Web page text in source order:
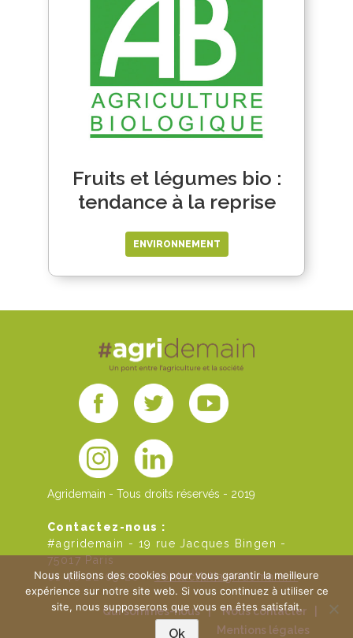
Fruits et légumes bio :
tendance à la reprise
ENVIRONNEMENT
Agridemain - Tous droits réservés - 2019
Contactez-nous :
#agridemain - 19 rue Jacques Bingen -
75017 Paris
01 46 22 09 20 -contact[at]agridemain.fr
Qui sommes-nous | Nous contacter
Mentions légales
Nous utilisons des cookies pour vous garantir la meilleure
expérience sur notre site web. Si vous continuez à utiliser ce
site, nous supposerons que vous en êtes satisfait.
Ok